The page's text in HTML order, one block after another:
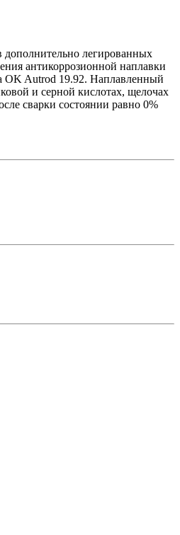
дополнительно легированных
антикоррозионной наплавки
OK Autrod 19.92. Наплавленный
и серной кислотах, щелочах
сварки состоянии равно 0%